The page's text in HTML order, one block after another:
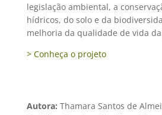
legislação ambiental, a
hídricos, do solo e da
melhoria da qualidade de vida
> Conheça o projeto
Autora: Thamara Santos de